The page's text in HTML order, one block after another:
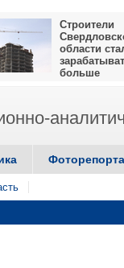
Строители
области
больше